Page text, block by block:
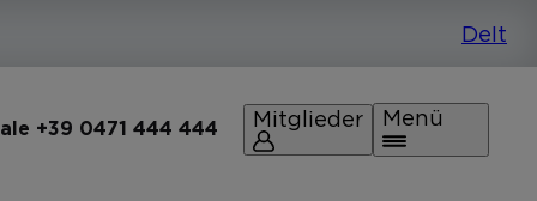
+39 0471 444 444 Mitglieder Menü